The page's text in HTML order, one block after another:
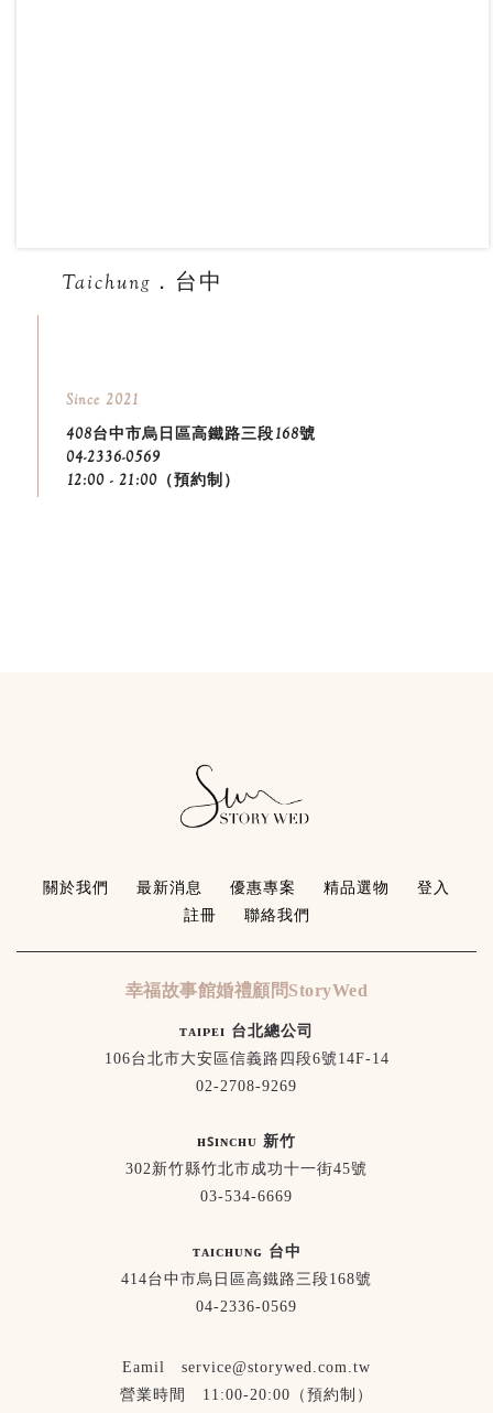
Taichung．台中
Since 2021
408台中市烏日區高鐵路三段168號
04-2336-0569
12:00 - 21:00（預約制）
關於我們 最新消息 優惠專案 精品選物
登入
註冊
聯絡我們
幸福故事館婚禮顧問StoryWed
ᴛᴀɪᴘᴇɪ 台北總公司
106台北市大安區信義路四段6號14F-14
02-2708-9269
ʜꜱɪɴᴄʜᴜ 新竹
302新竹縣竹北市成功十一街45號
03-534-6669
ᴛᴀɪᴄʜᴜɴɢ 台中
414台中市烏日區高鐵路三段168號
04-2336-0569
Eamil service@storywed.com.tw
營業時間 11:00-20:00（預約制）